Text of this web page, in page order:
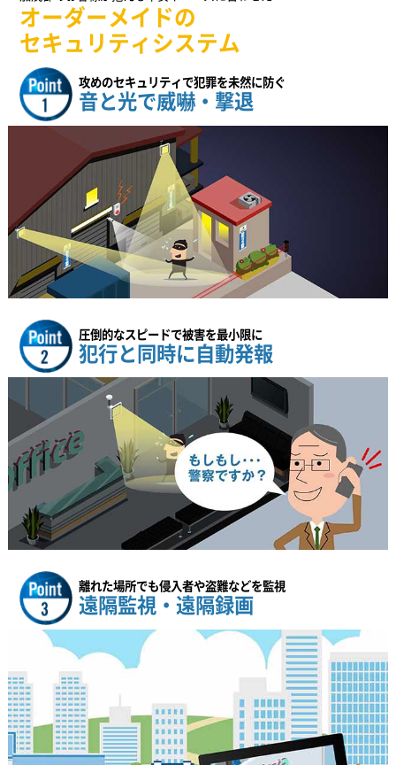
オーダーメイドの
セキュリティシステム
攻めのセキュリティで犯罪を未然に防ぐ
音と光で威嚇・撃退
圧倒的なスピードで被害を最小限に
犯行と同時に自動発報
離れた場所でも侵入者や盗難などを監視
遠隔監視・遠隔録画